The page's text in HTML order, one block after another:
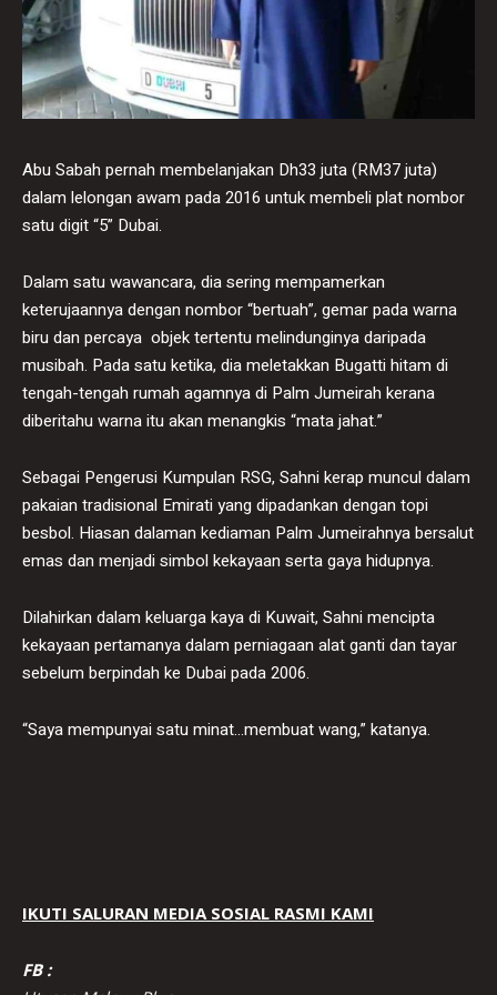
Abu Sabah pernah membelanjakan Dh33 juta (RM37 juta)
dalam lelongan awam pada 2016 untuk membeli plat nombor
satu digit “5” Dubai.
Dalam satu wawancara, dia sering mempamerkan
keterujaannya dengan nombor “bertuah”, gemar pada warna
biru dan percaya objek tertentu melindunginya daripada
musibah. Pada satu ketika, dia meletakkan Bugatti hitam di
tengah-tengah rumah agamnya di Palm Jumeirah kerana
diberitahu warna itu akan menangkis “mata jahat.”
Sebagai Pengerusi Kumpulan RSG, Sahni kerap muncul dalam
pakaian tradisional Emirati yang dipadankan dengan topi
besbol. Hiasan dalaman kediaman Palm Jumeirahnya bersalut
emas dan menjadi simbol kekayaan serta gaya hidupnya.
Dilahirkan dalam keluarga kaya di Kuwait, Sahni mencipta
kekayaan pertamanya dalam perniagaan alat ganti dan tayar
sebelum berpindah ke Dubai pada 2006.
“Saya mempunyai satu minat…membuat wang,” katanya.
IKUTI SALURAN MEDIA SOSIAL RASMI KAMI
FB :